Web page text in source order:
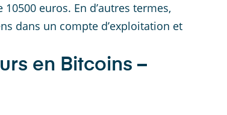
euros. En d’autres termes,
dans un compte d’exploitation et
en Bitcoins –